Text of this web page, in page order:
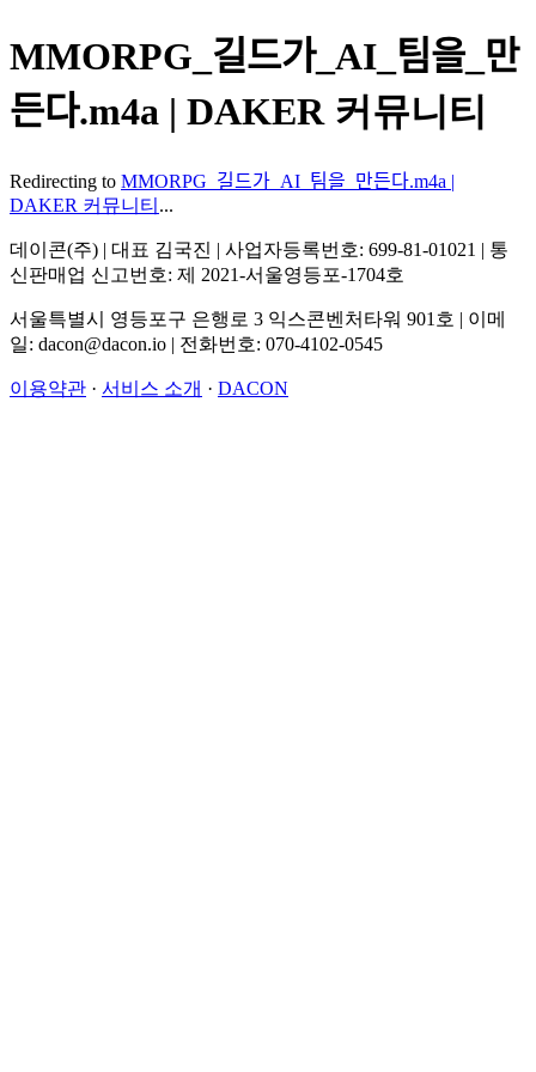
MMORPG_길드가_AI_팀을_만
든다.m4a | DAKER 커뮤니티
Redirecting to MMORPG_길드가_AI_팀을_만든다.m4a |
DAKER 커뮤니티 ...
데이콘(주) | 대표 김국진 | 사업자등록번호: 699-81-01021 | 통
신판매업 신고번호: 제 2021-서울영등포-1704호
서울특별시 영등포구 은행로 3 익스콘벤처타워 901호 | 이메
일: dacon@dacon.io | 전화번호: 070-4102-0545
이용약관 · 서비스 소개 · DACON